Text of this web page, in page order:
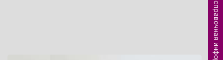
справочная информация